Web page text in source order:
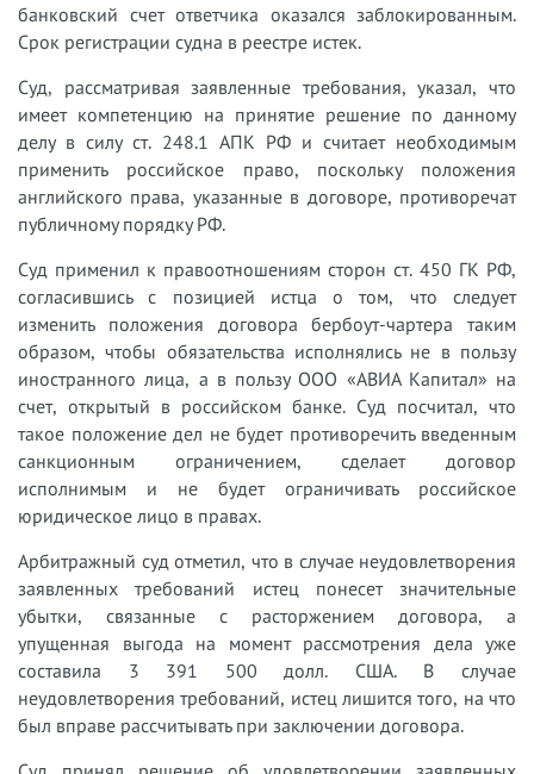
банковский счет ответчика оказался заблокированным.
Срок регистрации судна в реестре истек.
Суд, рассматривая заявленные требования, указал, что
имеет компетенцию на принятие решение по данному
делу в силу ст. 248.1 АПК РФ и считает необходимым
применить российское право, поскольку положения
английского права, указанные в договоре, противоречат
публичному порядку РФ.
Суд применил к правоотношениям сторон ст. 450 ГК РФ,
согласившись с позицией истца о том, что следует
изменить положения договора бербоут-чартера таким
образом, чтобы обязательства исполнялись не в пользу
иностранного лица, а в пользу ООО «АВИА Капитал» на
счет, открытый в российском банке. Суд посчитал, что
такое положение дел не будет противоречить введенным
санкционным ограничением, сделает договор
исполнимым и не будет ограничивать российское
юридическое лицо в правах.
Арбитражный суд отметил, что в случае неудовлетворения
заявленных требований истец понесет значительные
убытки, связанные с расторжением договора, а
упущенная выгода на момент рассмотрения дела уже
составила 3 391 500 долл. США. В случае
неудовлетворения требований, истец лишится того, на что
был вправе рассчитывать при заключении договора.